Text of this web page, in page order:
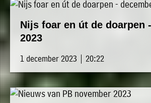
Nijs foar en út de doarpen
2023
1 december 2023 | 20:22